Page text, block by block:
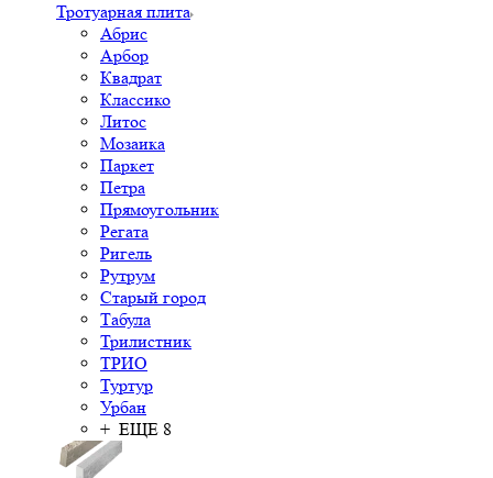
Тротуарная плита
Абрис
Арбор
Квадрат
Классико
Литос
Мозаика
Паркет
Петра
Прямоугольник
Регата
Ригель
Рутрум
Старый город
Табула
Трилистник
ТРИО
Туртур
Урбан
+ ЕЩЕ 8